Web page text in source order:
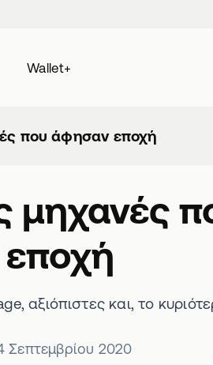
Wallet+
που άφησαν εποχή
μηχανές
εποχή
αξιόπιστες και, το
Σεπτεμβρίου 2020